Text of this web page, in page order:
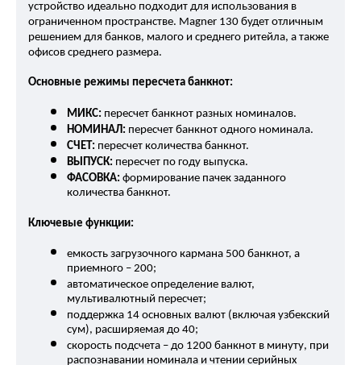
устройство идеально подходит для использования в
ограниченном пространстве. Magner 130 будет отличным
решением для банков, малого и среднего ритейла, а также
офисов среднего размера.
Основные режимы пересчета банкнот:
МИКС: пересчет банкнот разных номиналов.
НОМИНАЛ: пересчет банкнот одного номинала.
СЧЕТ: пересчет количества банкнот.
ВЫПУСК: пересчет по году выпуска.
ФАСОВКА: формирование пачек заданного
количества банкнот.
Ключевые функции:
емкость загрузочного кармана 500 банкнот, а
приемного – 200;
автоматическое определение валют,
мультивалютный пересчет;
поддержка 14 основных валют (включая узбекский
сум), расширяемая до 40;
скорость подсчета – до 1200 банкнот в минуту, при
распознавании номинала и чтении серийных